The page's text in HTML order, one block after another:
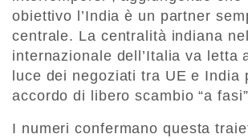
obiettivo l’India è un partner
centrale. La centralità indiana
internazionale dell’Italia va letta
luce dei negoziati tra UE e India
accordo di libero scambio “a
I numeri confermano questa